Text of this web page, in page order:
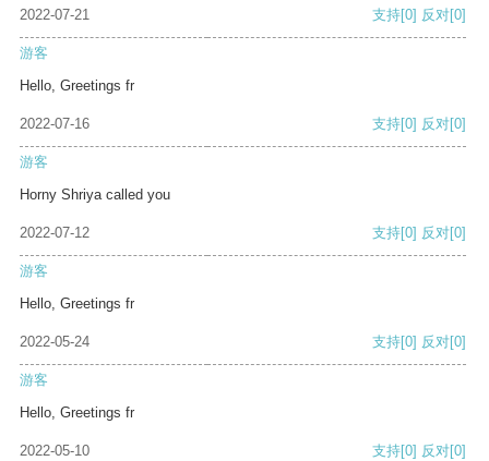
2022-07-21 支持[0] 反对[0]
游客
Hello, Greetings fr
2022-07-16 支持[0] 反对[0]
游客
Horny Shriya called you
2022-07-12 支持[0] 反对[0]
游客
Hello, Greetings fr
2022-05-24 支持[0] 反对[0]
游客
Hello, Greetings fr
2022-05-10 支持[0] 反对[0]